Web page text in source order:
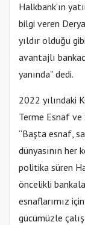
Halkbank’ın
bilgi veren
yıldır olduğu
avantajlı
yanında” dedi.
2022 yılındaki
Terme Esnaf ve
“Başta esnaf,
dünyasının her
politika süren
öncelikli
esnaflarımız
gücümüzle